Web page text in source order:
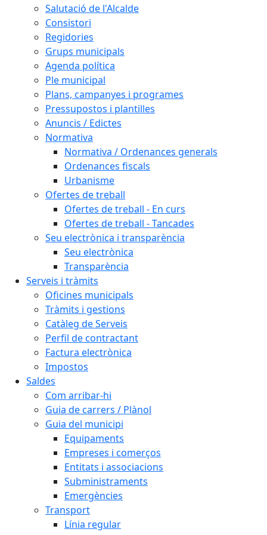
Salutació de l'Alcalde
Consistori
Regidories
Grups municipals
Agenda política
Ple municipal
Plans, campanyes i programes
Pressupostos i plantilles
Anuncis / Edictes
Normativa
Normativa / Ordenances generals
Ordenances fiscals
Urbanisme
Ofertes de treball
Ofertes de treball - En curs
Ofertes de treball - Tancades
Seu electrònica i transparència
Seu electrònica
Transparència
Serveis i tràmits
Oficines municipals
Tràmits i gestions
Catàleg de Serveis
Perfil de contractant
Factura electrònica
Impostos
Saldes
Com arribar-hi
Guia de carrers / Plànol
Guia del municipi
Equipaments
Empreses i comerços
Entitats i associacions
Subministraments
Emergències
Transport
Línia regular